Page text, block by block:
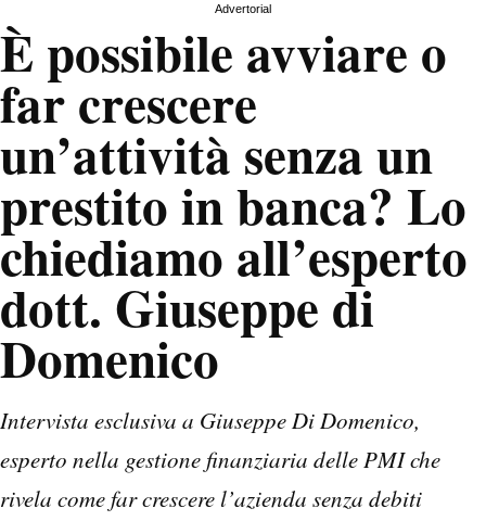
Advertorial
È possibile avviare o
far crescere
un’attività senza un
prestito in banca? Lo
chiediamo all’esperto
dott. Giuseppe di
Domenico
Intervista esclusiva a Giuseppe Di Domenico,
esperto nella gestione finanziaria delle PMI che
rivela come far crescere l’azienda senza debiti